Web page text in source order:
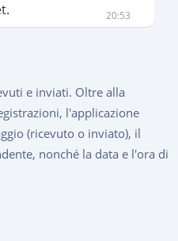
20:53
e inviati. Oltre alla
l'applicazione
(ricevuto o inviato), il
nonché la data e l'ora di